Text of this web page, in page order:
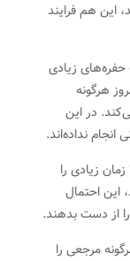
این هم فرایند
حفره‌های زیادی
هرگونه
در این
انجام نداده‌اند.
زیادی را
این احتمال
از دست بدهند.
مرجعی را